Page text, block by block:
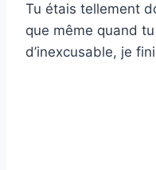
Tu étais tellement
que même quand
d’inexcusable, je